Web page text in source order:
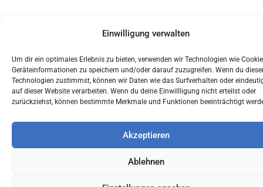
Einwilligung verwalten
Um dir ein optimales Erlebnis zu bieten, verwenden wir Technologien wie
Geräteinformationen zu speichern und/oder darauf zuzugreifen. Wenn du
Technologien zustimmst, können wir Daten wie das Surfverhalten oder
auf dieser Website verarbeiten. Wenn du deine Einwillligung nicht erteilst oder
zurückziehst, können bestimmte Merkmale und Funktionen beeinträchtigt
Akzeptieren
Ablehnen